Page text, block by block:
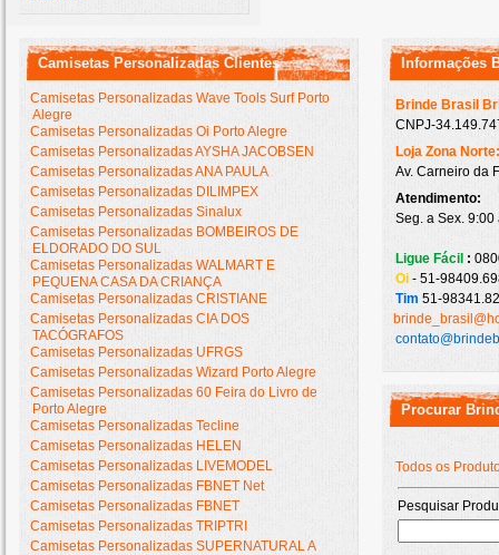
Camisetas Personalizadas Clientes
Camisetas Personalizadas Wave Tools Surf Porto
Alegre
Camisetas Personalizadas Oi Porto Alegre
Camisetas Personalizadas AYSHA JACOBSEN
Camisetas Personalizadas ANA PAULA
Camisetas Personalizadas DILIMPEX
Camisetas Personalizadas Sinalux
Camisetas Personalizadas BOMBEIROS DE
ELDORADO DO SUL
Camisetas Personalizadas WALMART E
PEQUENA CASA DA CRIANÇA
Camisetas Personalizadas CRISTIANE
Camisetas Personalizadas CIA DOS
TACÓGRAFOS
Camisetas Personalizadas UFRGS
Camisetas Personalizadas Wizard Porto Alegre
Camisetas Personalizadas 60 Feira do Livro de
Porto Alegre
Camisetas Personalizadas Tecline
Camisetas Personalizadas HELEN
Camisetas Personalizadas LIVEMODEL
Camisetas Personalizadas FBNET Net
Camisetas Personalizadas FBNET
Camisetas Personalizadas TRIPTRI
Camisetas Personalizadas SUPERNATURAL A
Informações
Brinde Brasil
CNPJ-
Loja Zona
Av. Carneiro da
Atendimento:
Seg. a Sex.
Ligue Fácil :
Oi - 51-
Tim 51-
Procurar
Todos os
Pesquisar